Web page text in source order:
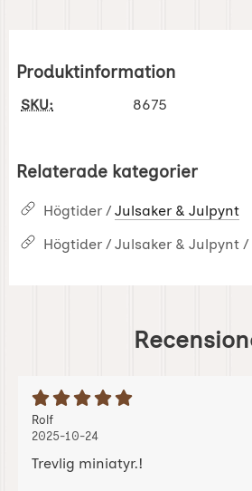
Produktinformation
SKU: 8675
Relaterade kategorier
Högtider / Julsaker & Julpynt
Högtider / Julsaker & Julpynt /
Betyg: 5 Stjärnor av 5
Recension av:
Rolf, 2025-10-24
, 2025-10-24
2025-10-24
Trevlig miniatyr.!